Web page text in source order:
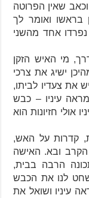
שאין הפרוטה
בראשו ואומר לך
נפרדו אחד מהשני
מי האיש הזקן
ישיג את צרכי
את צעדיו לביתו,
עיניו – כבש
חזיונות הוא
קדרות על האש,
הקרב ובא. האישה
הרבה בבית,
לנו את הכבש
עיניו ושואל את